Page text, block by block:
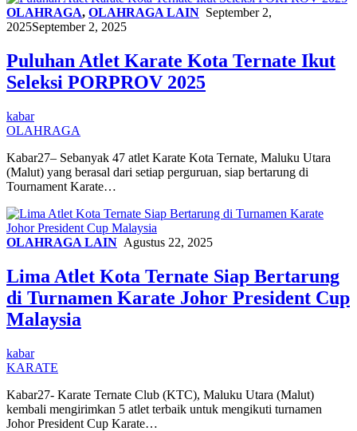
OLAHRAGA, OLAHRAGA LAIN September 2,
2025September 2, 2025
Puluhan Atlet Karate Kota Ternate Ikut
Seleksi PORPROV 2025
kabar
OLAHRAGA
Kabar27– Sebanyak 47 atlet Karate Kota Ternate, Maluku Utara
(Malut) yang berasal dari setiap perguruan, siap bertarung di
Tournament Karate…
OLAHRAGA LAIN Agustus 22, 2025
Lima Atlet Kota Ternate Siap Bertarung
di Turnamen Karate Johor President Cup
Malaysia
kabar
KARATE
Kabar27- Karate Ternate Club (KTC), Maluku Utara (Malut)
kembali mengirimkan 5 atlet terbaik untuk mengikuti turnamen
Johor President Cup Karate…